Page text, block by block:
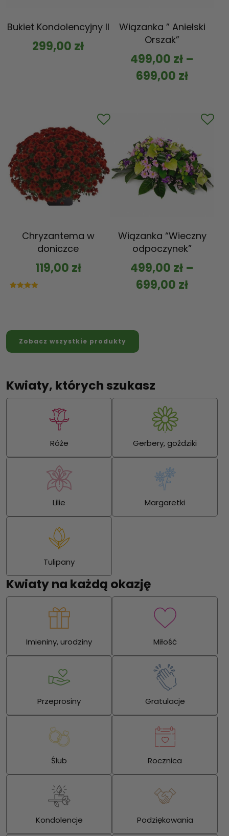
Bukiet Kondolencyjny II
299,00 zł
Wiązanka ” Anielski
Orszak”
499,00 zł –
699,00 zł
Chryzantema w
doniczce
119,00 zł
Wiązanka “Wieczny
odpoczynek”
499,00 zł –
699,00 zł
Zobacz wszystkie produkty
Kwiaty, których szukasz
Róże Gerbery, goździki
Lilie Margaretki
Tulipany
Kwiaty na każdą okazję
Imieniny, urodziny Miłość
Przeprosiny Gratulacje
Ślub Rocznica
Kondolencje Podziękowania